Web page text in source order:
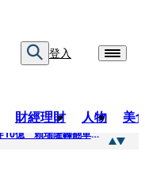
登入
財經理財 人物 美
柯志恩過往言論遭起底！慈濟買疫苗挨詐10億 賴瑞隆轟翻車：應為當年錯誤道歉